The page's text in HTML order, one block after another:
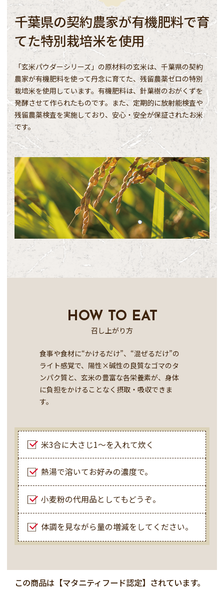
千葉県の契約農家が有機肥料で育
てた特別栽培米を使用
「玄米パウダーシリーズ」の原材料の玄米は、千葉県の契約
農家が有機肥料を使って丹念に育てた、残留農薬ゼロの特別
栽培米を使用しています。有機肥料は、針葉樹のおがくずを
発酵させて作られたものです。また、定期的に放射能検査や
残留農薬検査を実施しており、安心・安全が保証されたお米
です。
HOW TO EAT
召し上がり方
食事や食材に“かけるだけ”、“混ぜるだけ”の
ライト感覚で、陽性×碱性の良質なゴマのタ
ンパク質と、玄米の豊富な各栄養素が、身体
に負担をかけることなく摂取・吸収できま
す。
米3合に大さじ1～を入れて炊く
熱湯で溶いてお好みの濃度で。
小麦粉の代用品としてもどうぞ。
体調を見ながら量の増減をしてください。
この商品は【マタニティフード認定】されています。